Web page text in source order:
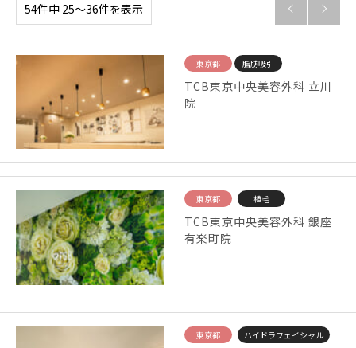
54件中 25〜36件を表示  
東京都 脂肪吸引
TCB東京中央美容外科 立川
院
東京都 植毛
TCB東京中央美容外科 銀座
有楽町院
東京都 ハイドラフェイシャル